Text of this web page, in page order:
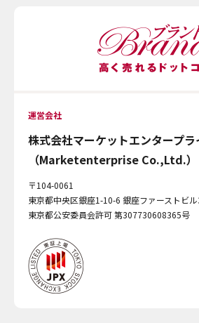
運営会社
株式会社マーケットエンタープラ
（Marketenterprise Co.,Ltd.）
〒104-0061
東京都中央区銀座1-10-6 銀座ファーストビ
東京都公安委員会許可 第307730608365号